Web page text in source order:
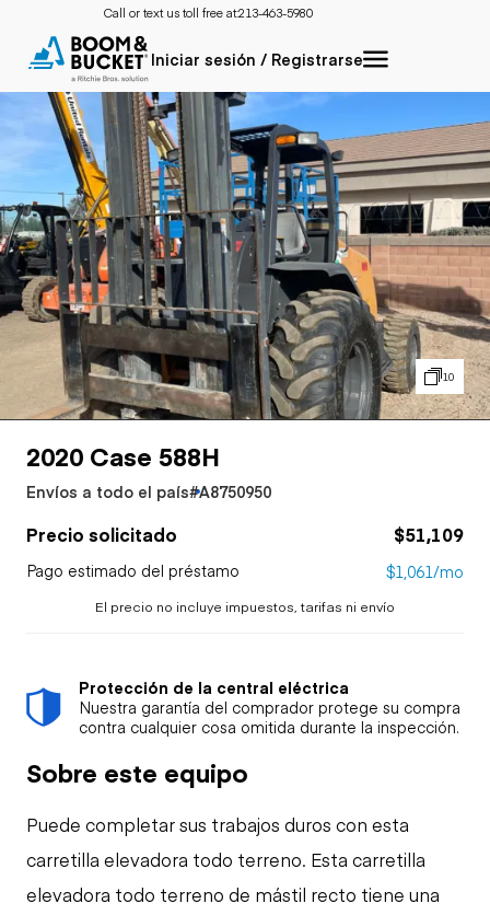
Call or text us toll free at:213-463-5980
Iniciar sesión / Registrarse
10
2020 Case 588H
Envíos a todo el país#A8750950
Precio solicitado $51,109
Pago estimado del préstamo $1,061/mo
El precio no incluye impuestos, tarifas ni envío
Protección de la central eléctrica
Nuestra garantía del comprador protege su compra
contra cualquier cosa omitida durante la inspección.
Sobre este equipo
Puede completar sus trabajos duros con esta
carretilla elevadora todo terreno. Esta carretilla
elevadora todo terreno de mástil recto tiene una